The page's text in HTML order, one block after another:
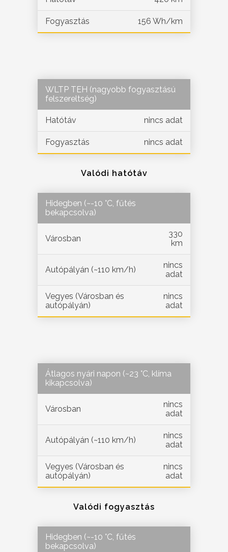
Fogyasztás 156 Wh/km
WLTP TEH (nagyobb fogyasztású
felszereltség)
Hatótáv nincs adat
Fogyasztás nincs adat
Valódi hatótáv
Hidegben (~-10 °C, fűtés
bekapcsolva)
Városban
330
km
Autópályán (~110 km/h)
nincs
adat
Vegyes (Városban és
autópályán)
nincs
adat
Átlagos nyári napon (~23 °C, klíma
kikapcsolva)
Városban
nincs
adat
Autópályán (~110 km/h)
nincs
adat
Vegyes (Városban és
autópályán)
nincs
adat
Valódi fogyasztás
Hidegben (~-10 °C, fűtés
bekapcsolva)